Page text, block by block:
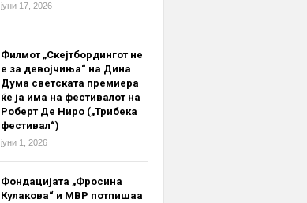
јуни 17, 2026
Филмот „Скејтбордингот не
е за девојчиња“ на Дина
Дума светската премиера
ќе ја има на фестивалот на
Роберт Де Ниро („Трибека
фестивал“)
јуни 1, 2026
Фондацијата „Фросина
Кулакова“ и МВР потпишаа